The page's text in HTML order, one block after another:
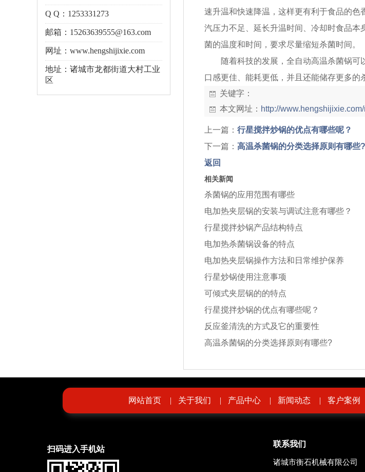
Q Q：1253331273
邮箱：15263639555@163.com
网址：www.hengshijixie.com
地址：诸城市龙都街道大村工业
区
速升温和快速降温，这样更有利于食品的
汽压力不足、延长升温时间、冷却时食品
菌的温度和时间，要求尽量缩短杀菌时间。
随着科技的发展，全自动高温杀菌锅可
口感更佳、能耗更低，并且还能储存更多的
关键字：
本文网址： http://
上一篇： 行星搅拌炒锅的优点有哪些呢？
下一篇： 高温杀菌锅的分类选择原则有哪些?
返回
相关新闻
杀菌锅的应用范围有哪些
电加热夹层锅的安装与调试注意有哪些？
行星搅拌炒锅产品结构特点
电加热杀菌锅设备的特点
电加热夹层锅操作方法和日常维护保养
行星炒锅使用注意事项
可倾式夹层锅的的特点
行星搅拌炒锅的优点有哪些呢？
反应釜清洗的方式及它的重要性
高温杀菌锅的分类选择原则有哪些?
网站首页 | 关于我们 | 产品中心 | 新闻动态 | 客户案例
扫码进入手机站
联系我们
诸城市衡石机械有限公司